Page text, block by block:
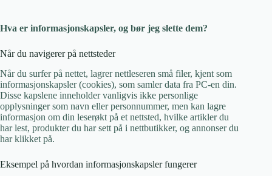
Hva er informasjonskapsler, og bør jeg slette dem?
Når du navigerer på nettsteder
Når du surfer på nettet, lagrer nettleseren små filer, kjent som
informasjonskapsler (cookies), som samler data fra PC-en din.
Disse kapslene inneholder vanligvis ikke personlige
opplysninger som navn eller personnummer, men kan lagre
informasjon om din leserøkt på et nettsted, hvilke artikler du
har lest, produkter du har sett på i nettbutikker, og annonser du
har klikket på.
Eksempel på hvordan informasjonskapsler fungerer